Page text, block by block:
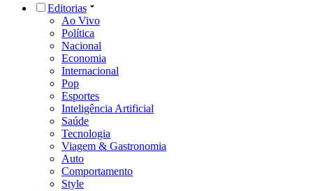
Editorias
Ao Vivo
Política
Nacional
Economia
Internacional
Pop
Esportes
Inteligência Artificial
Saúde
Tecnologia
Viagem & Gastronomia
Auto
Comportamento
Style